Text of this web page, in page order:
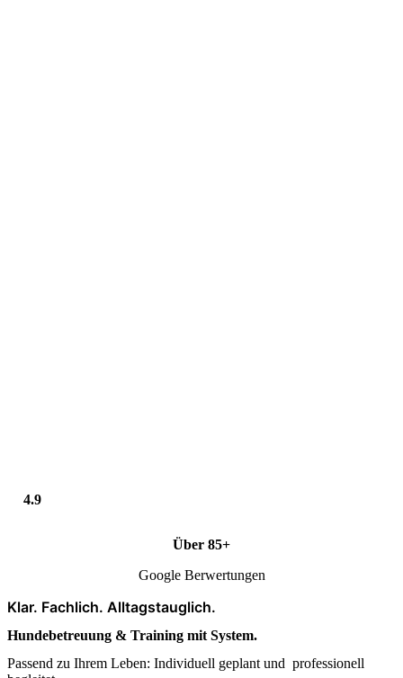
4.9
Über 85+
Google Berwertungen
Klar. Fachlich. Alltagstauglich.
Hundebetreuung & Training mit System.
Passend zu Ihrem Leben: Individuell geplant und professionell